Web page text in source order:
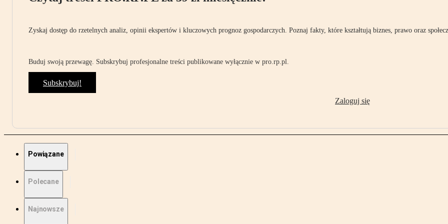
Zyskaj dostęp do rzetelnych analiz, opinii ekspertów i kluczowych prognoz gospodarczych. Poznaj fakty, które kształtują biznes, prawo oraz
Buduj swoją przewagę. Subskrybuj profesjonalne treści publikowane wyłącznie w pro.rp.pl.
Subskrybuj!
Zaloguj się
Powiązane
Polecane
Najnowsze